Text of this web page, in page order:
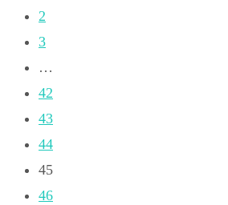
2
3
…
42
43
44
45
46